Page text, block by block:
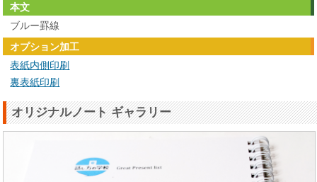
本文
ブルー罫線
オプション加工
表紙内側印刷
裏表紙印刷
オリジナルノート ギャラリー